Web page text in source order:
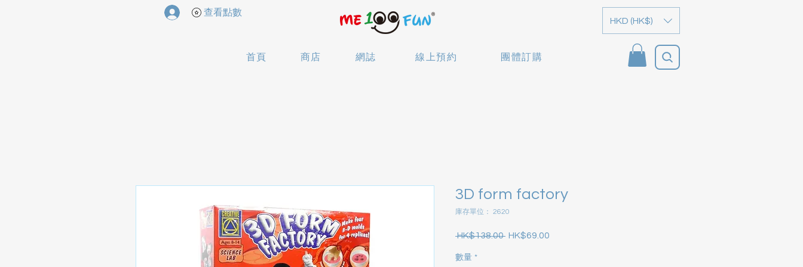
查看點數
首頁 商店 網誌 線上預約 團體訂購
HKD (HK$)
3D form factory
庫存單位： 2620
HK$138.00 一般價格
HK$69.00
數量 *